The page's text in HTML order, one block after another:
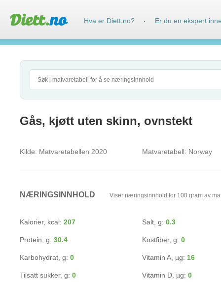
Gås, kjøtt uten skinn, ovnstekt
Kilde: Matvaretabellen 2020 Matvaretabell: Norway
NÆRINGSINNHOLD Viser næringsinnhold for 100 gram av
Kalorier, kcal: 207
Protein, g: 30.4
Karbohydrat, g: 0
Tilsatt sukker, g: 0
Salt, g: 0.3
Kostfiber, g: 0
Vitamin A, µg: 16
Vitamin D, µg: 0
Hva er Diett.no? · Er du en ekspert